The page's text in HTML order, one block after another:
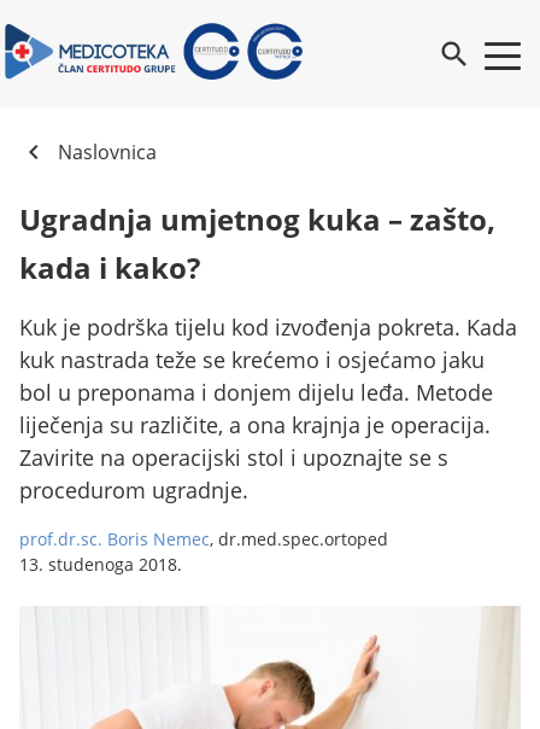
search
chevron_left Naslovnica
Ugradnja umjetnog kuka – zašto,
kada i kako?
Kuk je podrška tijelu kod izvođenja pokreta. Kada
kuk nastrada teže se krećemo i osjećamo jaku
bol u preponama i donjem dijelu leđa. Metode
liječenja su različite, a ona krajnja je operacija.
Zavirite na operacijski stol i upoznajte se s
procedurom ugradnje.
prof.dr.sc. Boris Nemec, dr.med.spec.ortoped
13. studenoga 2018.